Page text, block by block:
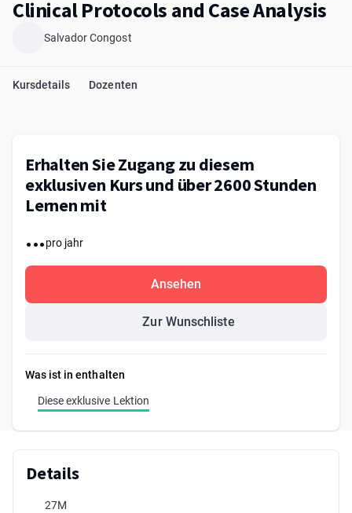
Clinical Protocols and Case Analysis
Salvador Congost
Kursdetails Dozenten
Erhalten Sie Zugang zu diesem
exklusiven Kurs und über 2600 Stunden
Lernen mit
...pro jahr
Ansehen
Zur Wunschliste
Was ist in enthalten
Diese exklusive Lektion
Details
27M